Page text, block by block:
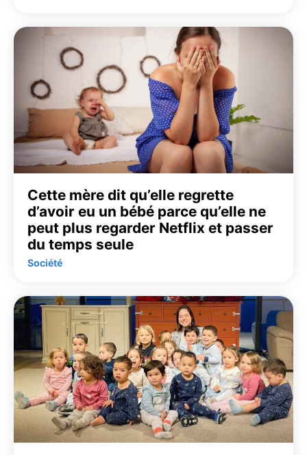
Cette mère dit qu’elle regrette
d’avoir eu un bébé parce qu’elle ne
peut plus regarder Netflix et passer
du temps seule
Société